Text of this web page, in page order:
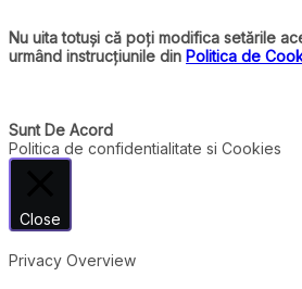
Nu uita totuși că poți modifica setările
urmând instrucțiunile din Politica de
Sunt De Acord
Politica de confidentialitate si Cookies
Close
Privacy Overview